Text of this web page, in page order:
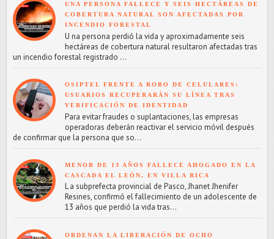
UNA PERSONA FALLECE Y SEIS HECTÁREAS DE
COBERTURA NATURAL SON AFECTADAS POR
INCENDIO FORESTAL
U na persona perdió la vida y aproximadamente seis
hectáreas de cobertura natural resultaron afectadas tras
un incendio forestal registrado ...
OSIPTEL FRENTE A ROBO DE CELULARES:
USUARIOS RECUPERARÁN SU LÍNEA TRAS
VERIFICACIÓN DE IDENTIDAD
Para evitar fraudes o suplantaciones, las empresas
operadoras deberán reactivar el servicio móvil después
de confirmar que la persona que so...
MENOR DE 13 AÑOS FALLECE AHOGADO EN LA
CASCADA EL LEÓN, EN VILLA RICA
L a subprefecta provincial de Pasco, Jhanet Jhenifer
Resines, confirmó el fallecimiento de un adolescente de
13 años que perdió la vida tras...
ORDENAN LA LIBERACIÓN DE OCHO